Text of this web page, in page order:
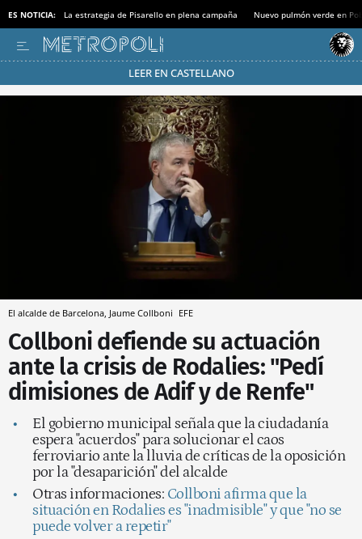
ES NOTICIA: La estrategia de Pisarello en plena campaña Nuevo pulmón verde en
LEER EN CASTELLANO
Pásate al MODO AHORRO
El alcalde de Barcelona, Jaume Collboni EFE
Collboni defiende su actuación
ante la crisis de Rodalies: "Pedí
dimisiones de Adif y de Renfe"
El gobierno municipal señala que la ciudadanía
espera "acuerdos" para solucionar el caos
ferroviario ante la lluvia de críticas de la oposición
por la "desaparición" del alcalde
Otras informaciones: Collboni afirma que la
situación en Rodalies es "inadmisible" y que "no se
puede volver a repetir"